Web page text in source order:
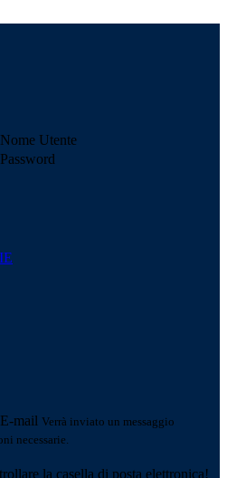
Nome Utente
Password
E-mail Verrà inviato un messaggio
necessarie.
la casella di posta elettronica!